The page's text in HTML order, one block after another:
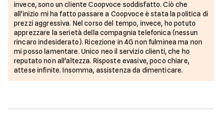
invece, sono un cliente Coopvoce soddisfatto. Ciò che
all'inizio mi ha fatto passare a Coopvoce è stata la politica di
prezzi aggressiva. Nel corso del tempo, invece, ho potuto
apprezzare la serietà della compagnia telefonica (nessun
rincaro indesiderato). Ricezione in 4G non fulminea ma non
mi posso lamentare. Unico neo il servizio clienti, che ho
reputato non all'altezza. Risposte evasive, poco chiare,
attese infinite. Insomma, assistenza da dimenticare.